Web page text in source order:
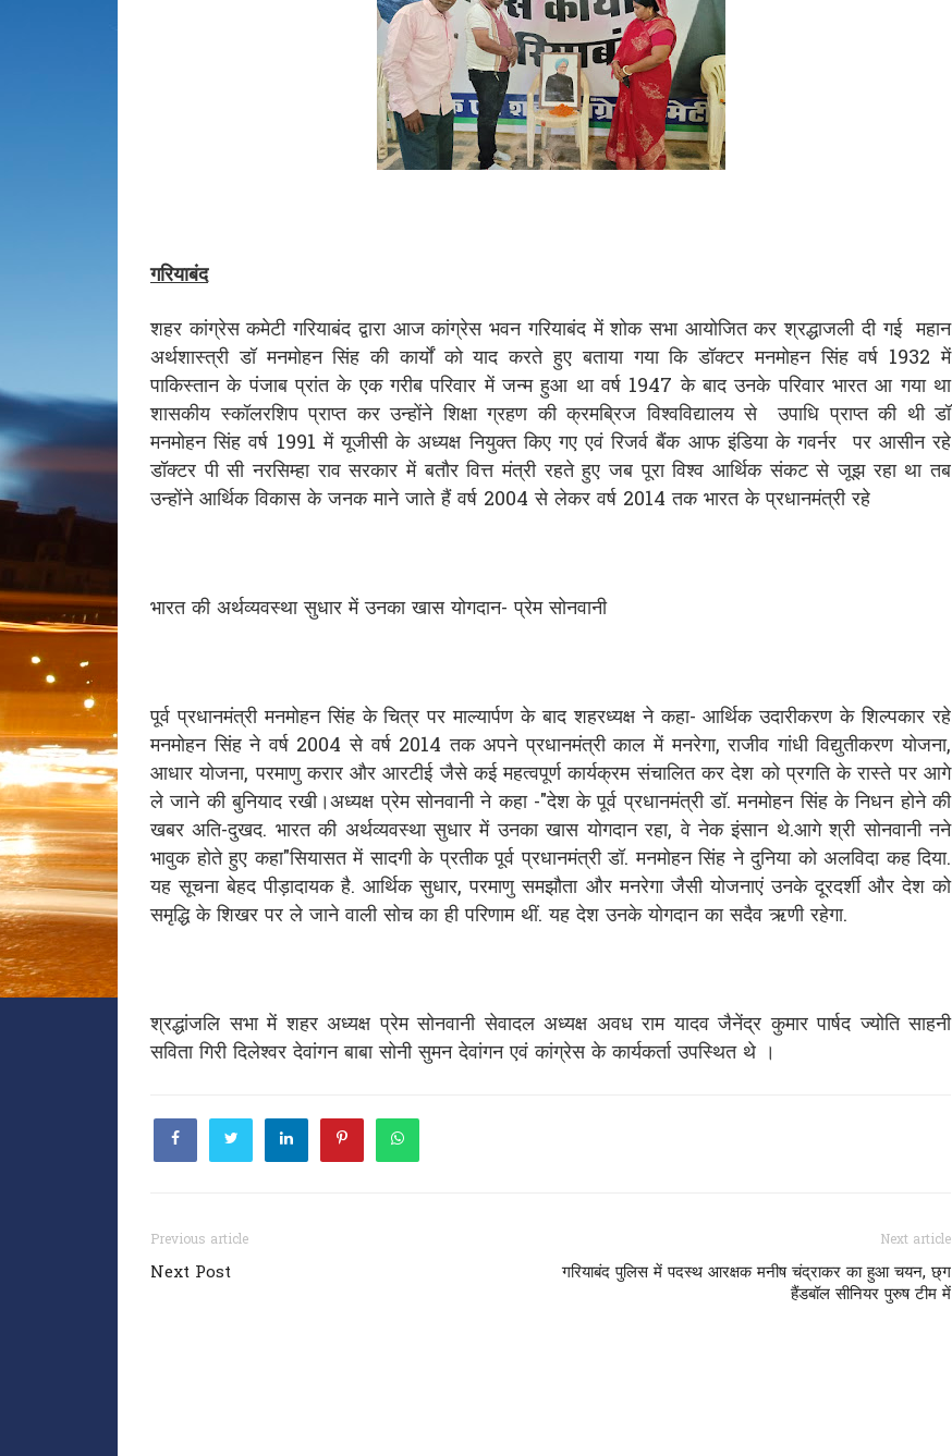
गरियाबंद
शहर कांग्रेस कमेटी गरियाबंद द्वारा आज कांग्रेस भवन गरियाबंद में शोक सभा आयोजित कर श्रद्धाजली दी गई महान
अर्थशास्त्री डॉ मनमोहन सिंह की कार्यों को याद करते हुए बताया गया कि डॉक्टर मनमोहन सिंह वर्ष 1932 में
पाकिस्तान के पंजाब प्रांत के एक गरीब परिवार में जन्म हुआ था वर्ष 1947 के बाद उनके परिवार भारत आ गया था
शासकीय स्कॉलरशिप प्राप्त कर उन्होंने शिक्षा ग्रहण की क्रमब्रिज विश्वविद्यालय से उपाधि प्राप्त की थी डॉ
मनमोहन सिंह वर्ष 1991 में यूजीसी के अध्यक्ष नियुक्त किए गए एवं रिजर्व बैंक आफ इंडिया के गवर्नर पर आसीन रहे
डॉक्टर पी सी नरसिम्हा राव सरकार में बतौर वित्त मंत्री रहते हुए जब पूरा विश्व आर्थिक संकट से जूझ रहा था तब
उन्होंने आर्थिक विकास के जनक माने जाते हैं वर्ष 2004 से लेकर वर्ष 2014 तक भारत के प्रधानमंत्री रहे
भारत की अर्थव्यवस्था सुधार में उनका खास योगदान- प्रेम सोनवानी
पूर्व प्रधानमंत्री मनमोहन सिंह के चित्र पर माल्यार्पण के बाद शहरध्यक्ष ने कहा- आर्थिक उदारीकरण के शिल्पकार रहे
मनमोहन सिंह ने वर्ष 2004 से वर्ष 2014 तक अपने प्रधानमंत्री काल में मनरेगा, राजीव गांधी विद्युतीकरण योजना,
आधार योजना, परमाणु करार और आरटीई जैसे कई महत्वपूर्ण कार्यक्रम संचालित कर देश को प्रगति के रास्ते पर आगे
ले जाने की बुनियाद रखी।अध्यक्ष प्रेम सोनवानी ने कहा -"देश के पूर्व प्रधानमंत्री डॉ. मनमोहन सिंह के निधन होने की
खबर अति-दुखद. भारत की अर्थव्यवस्था सुधार में उनका खास योगदान रहा, वे नेक इंसान थे.आगे श्री सोनवानी नने
भावुक होते हुए कहा"सियासत में सादगी के प्रतीक पूर्व प्रधानमंत्री डॉ. मनमोहन सिंह ने दुनिया को अलविदा कह दिया.
यह सूचना बेहद पीड़ादायक है. आर्थिक सुधार, परमाणु समझौता और मनरेगा जैसी योजनाएं उनके दूरदर्शी और देश को
समृद्धि के शिखर पर ले जाने वाली सोच का ही परिणाम थीं. यह देश उनके योगदान का सदैव ऋणी रहेगा.
श्रद्धांजलि सभा में शहर अध्यक्ष प्रेम सोनवानी सेवादल अध्यक्ष अवध राम यादव जैनेंद्र कुमार पार्षद ज्योति साहनी
सविता गिरी दिलेश्वर देवांगन बाबा सोनी सुमन देवांगन एवं कांग्रेस के कार्यकर्ता उपस्थित थे ।
Previous article
Next Post
Next article
गरियाबंद पुलिस में पदस्थ आरक्षक मनीष चंद्राकर का हुआ चयन, छ्ग
हैंडबॉल सीनियर पुरुष टीम में